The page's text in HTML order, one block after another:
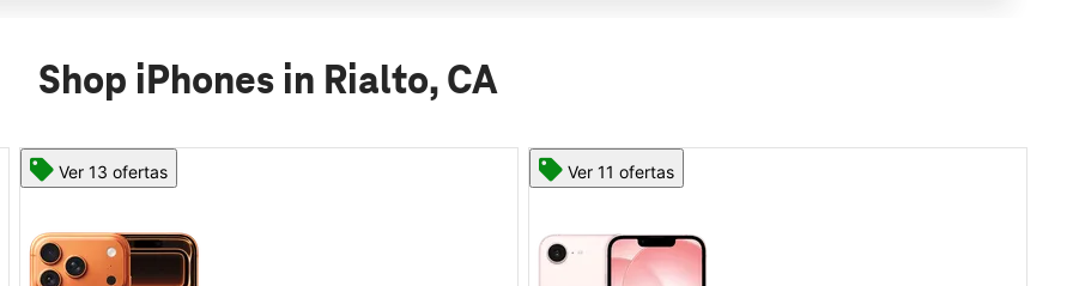
Shop iPhones in Rialto, CA
Ver 11 ofertas Ver 13 ofertas